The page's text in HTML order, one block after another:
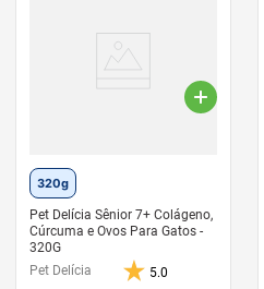
320g
Pet Delícia Sênior 7+ Colágeno,
Cúrcuma e Ovos Para Gatos -
320G
Pet Delícia
5.0